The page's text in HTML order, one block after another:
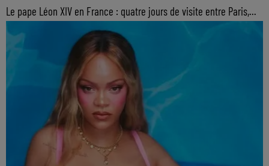
Le pape Léon XIV en France : quatre jours de visite entre Paris,...